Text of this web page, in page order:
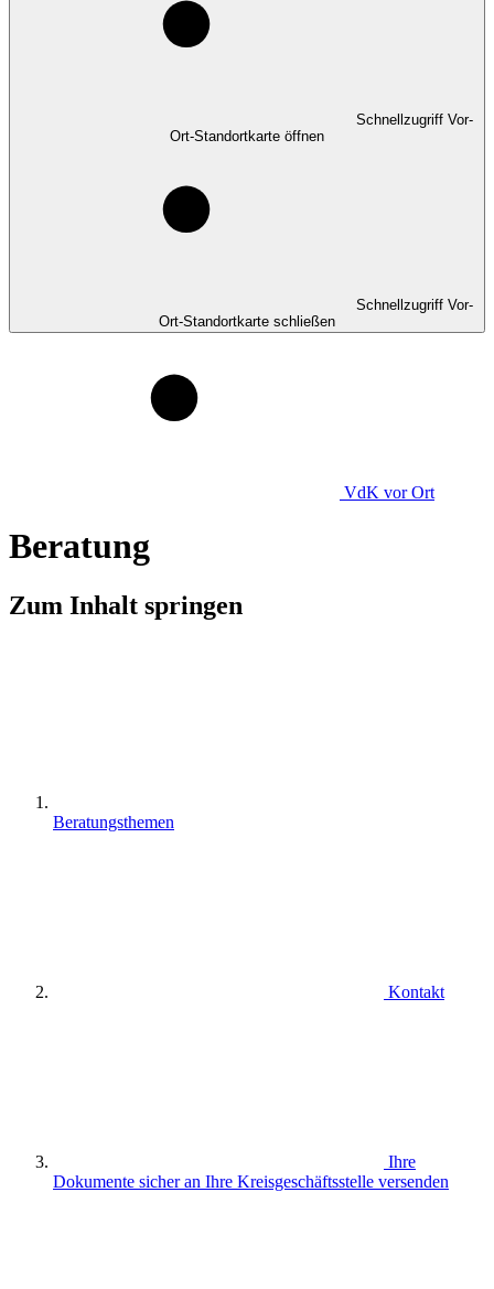
Schnellzugriff Vor-
Ort-Standortkarte öffnen
Schnellzugriff Vor-
Ort-Standortkarte schließen
VdK vor Ort
Beratung
Zum Inhalt springen
Beratungsthemen
Kontakt
Ihre
Dokumente sicher an Ihre Kreisgeschäftsstelle versenden